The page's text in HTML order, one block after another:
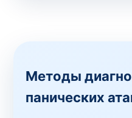
Методы
панических